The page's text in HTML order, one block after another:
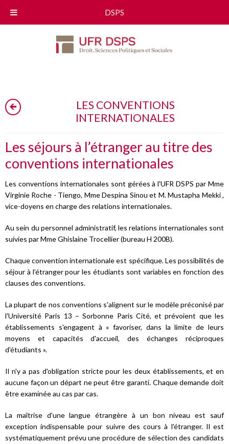
LES CONVENTIONS
INTERNATIONALES
Les séjours à l’étranger au titre des
conventions internationales
Les conventions internationales sont gérées à l'UFR DSPS par Mme
Virginie Roche - Tiengo, Mme Despina Sinou et M. Mustapha Mekki ,
vice-doyens en charge des relations internationales.
Au sein du personnel administratif, les relations internationales sont
suivies par Mme Ghislaine Trocellier (bureau H 200B).
Chaque convention internationale est spécifique. Les possibilités de
séjour à l’étranger pour les étudiants sont variables en fonction des
clauses des conventions.
La plupart de nos conventions s'alignent sur le modèle préconisé par
l'Université Paris 13 – Sorbonne Paris Cité, et prévoient que les
établissements s'engagent à « favoriser, dans la limite de leurs
moyens et capacités d'accueil, des échanges réciproques
d'étudiants ».
Il n'y a pas d'obligation stricte pour les deux établissements, et en
aucune façon un départ ne peut être garanti. Chaque demande doit
être examinée au cas par cas.
La maîtrise d'une langue étrangère à un bon niveau est sauf
exception indispensable pour suivre des cours à l'étranger. Il est
systématiquement prévu une procédure de sélection des candidats
DSPS